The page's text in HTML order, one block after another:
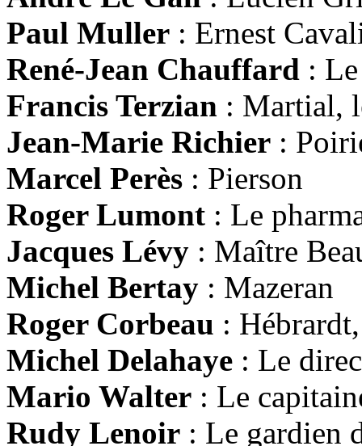
Paul Muller : Ernest
René-Jean Chauffard :
Francis Terzian : Martial,
Jean-Marie Richier :
Marcel Perès : Pierson
Roger Lumont : Le
Jacques Lévy : Maître
Michel Bertay : Mazeran
Roger Corbeau :
Michel Delahaye : Le
Mario Walter : Le
Rudy Lenoir : Le gardien